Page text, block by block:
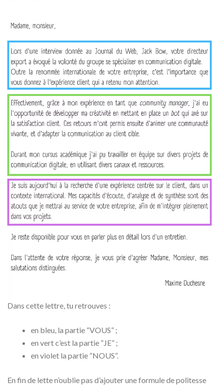
Dans cette lettre, tu retrouves :
en bleu, la partie “VOUS” ;
en vert c’est la partie “JE” ;
en violet la partie “NOUS”.
En fin de lette n’oublie pas d’ajouter une formule de politesse